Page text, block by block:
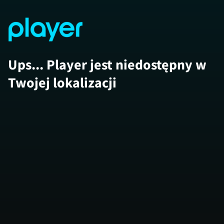
Ups... Player jest niedostępny w
Twojej lokalizacji